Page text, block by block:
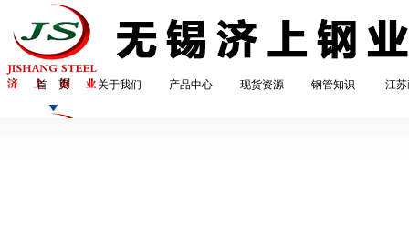
首 页 关于我们 产品中心 现货资源 钢管知识 江